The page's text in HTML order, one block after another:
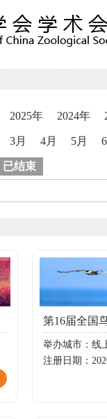
2025年 2024年
3月 4月 5月
已结束
举办城市：线
注册日期：